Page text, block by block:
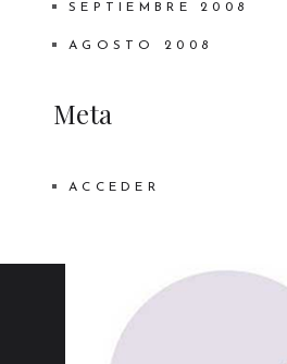
SEPTIEMBRE 2008
AGOSTO 2008
Meta
ACCEDER